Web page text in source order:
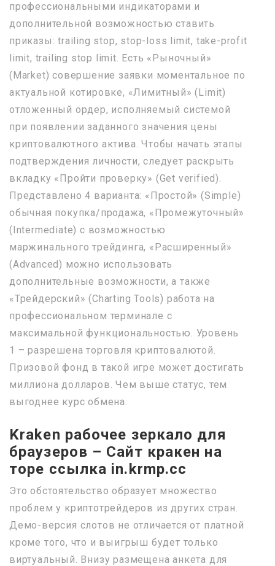
профессиональными индикаторами и
дополнительной возможностью ставить
приказы: trailing stop, stop-loss limit, take-profit
limit, trailing stop limit. Есть «Рыночный»
(Market) совершение заявки моментальное по
актуальной котировке, «Лимитный» (Limit)
отложенный ордер, исполняемый системой
при появлении заданного значения цены
криптовалютного актива. Чтобы начать этапы
подтверждения личности, следует раскрыть
вкладку «Пройти проверку» (Get verified).
Представлено 4 варианта: «Простой» (Simple)
обычная покупка/продажа, «Промежуточный»
(Intermediate) с возможностью
маржинального трейдинга, «Расширенный»
(Advanced) можно использовать
дополнительные возможности, а также
«Трейдерский» (Charting Tools) работа на
профессиональном терминале с
максимальной функциональностью. Уровень
1 – разрешена торговля криптовалютой.
Призовой фонд в такой игре может достигать
миллиона долларов. Чем выше статус, тем
выгоднее курс обмена.
Kraken рабочее зеркало для
браузеров – Сайт кракен на
торе ссылка in.krmp.cc
Это обстоятельство образует множество
проблем у криптотрейдеров из других стран.
Демо-версия слотов не отличается от платной
кроме того, что и выигрыш будет только
виртуальный. Внизу размещена анкета для